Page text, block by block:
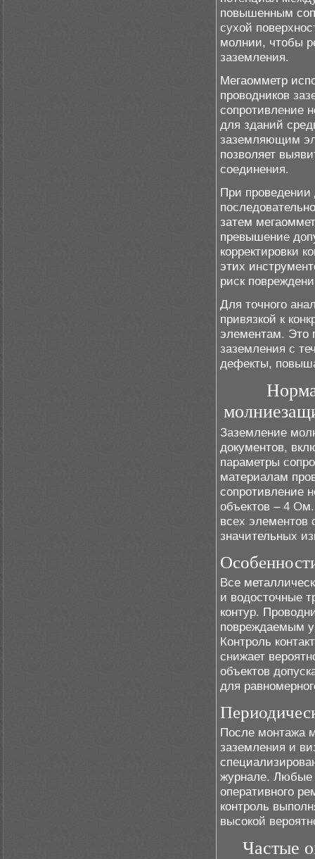
повышенным
сухой
молнии, чтобы
заземления.
Мегаомметр
проводников
сопротивление
для зданий
заземляющим
позволяет
соединения.
При проведении
затем
превышение
корректировки
этих
риск
Для точного
привязкой к
элементам. Это
заземления с
дефекты,
Заземление
документов,
параметры
материалам
сопротивление
объектов – 4
всех элементов
значительных
Все
и водосточные
контур.
повреждаемым
Контроль
снижает
объектов
для
После монтажа
заземления и
журнале. Любые
оперативного
контроль
высокой
Частые